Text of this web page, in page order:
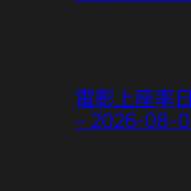
電影上座率
– 2026-08-